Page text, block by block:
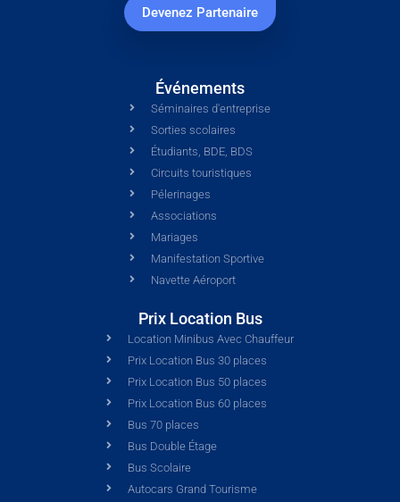
Devenez Partenaire
Événements
Séminaires d'entreprise
Sorties scolaires
Étudiants, BDE, BDS
Circuits touristiques
Pélerinages
Associations
Mariages
Manifestation Sportive
Navette Aéroport
Prix Location Bus
Location Minibus Avec Chauffeur
Prix Location Bus 30 places
Prix Location Bus 50 places
Prix Location Bus 60 places
Bus 70 places
Bus Double Étage
Bus Scolaire
Autocars Grand Tourisme